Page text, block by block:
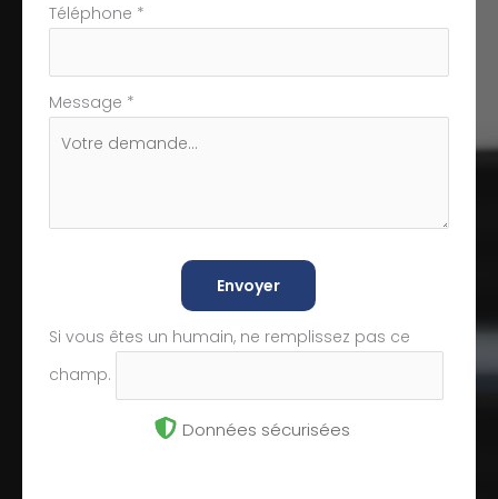
Téléphone *
Message *
Envoyer
Si vous êtes un humain, ne remplissez pas ce
champ.
Données sécurisées